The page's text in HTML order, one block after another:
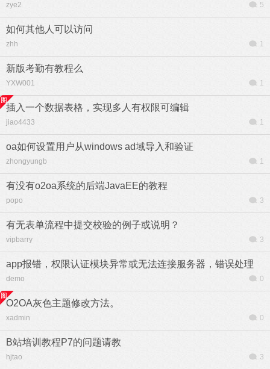
zye2 5
如何其他人可以访问
zhh 1
新版考勤有教程么
YXW001 1
插入一个数据表格，实现多人有权限可编辑
jiao4433 1
oa如何设置用户从windows ad域导入和验证
zhongyungb 1
有没有o2oa系统的后端JavaEE的教程
popo 3
有无表单流程中提交校验的例子或说明？
vipbarry 3
app报错，权限认证模块异常或无法连接服务器，错误处理
demo 0
O2OA灰色主题修改方法。
xadmin 0
B站培训教程P7的问题请教
hjtao 3